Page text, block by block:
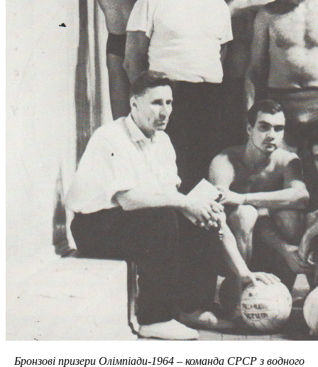
Бронзові призери Олімпіади-1964 – команда СРСР з водного